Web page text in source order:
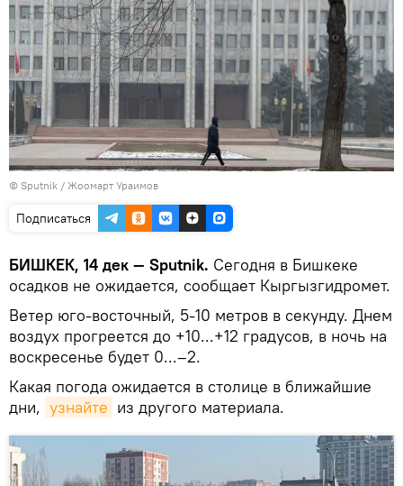
© Sputnik / Жоомарт Ураимов
Подписаться
БИШКЕК, 14 дек — Sputnik. Сегодня в Бишкеке
осадков не ожидается, сообщает Кыргызгидромет.
Ветер юго-восточный, 5-10 метров в секунду. Днем
воздух прогреется до +10...+12 градусов, в ночь на
воскресенье будет 0...–2.
Какая погода ожидается в столице в ближайшие
дни, узнайте из другого материала.